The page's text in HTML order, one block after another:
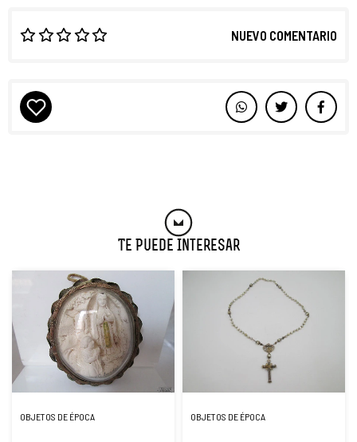
NUEVO COMENTARIO
Te Puede Interesar
OBJETOS DE ÉPOCA OBJETOS DE ÉPOCA